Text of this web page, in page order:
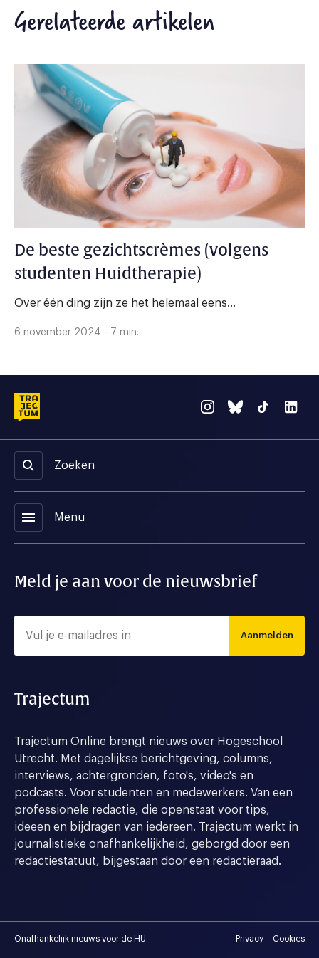
Gerelateerde artikelen
De beste gezichtscrèmes (volgens
studenten Huidtherapie)
Over één ding zijn ze het helemaal eens...
6 november 2024 - 7 min.
Zoeken
menu Menu
Meld je aan voor de nieuwsbrief
Aanmelden
Trajectum
Trajectum Online brengt nieuws over Hogeschool
Utrecht. Met dagelijkse berichtgeving, columns,
interviews, achtergronden, foto's, video's en
podcasts. Voor studenten en medewerkers. Van een
professionele redactie, die openstaat voor tips,
ideeen en bijdragen van iedereen. Trajectum werkt in
journalistieke onafhankelijkheid, geborgd door een
redactiestatuut, bijgestaan door een redactieraad.
Onafhankelijk nieuws voor de HU Privacy Cookies